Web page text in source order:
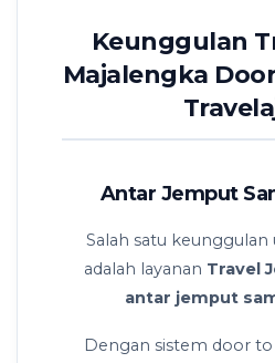
Keunggulan
Majalengka
Antar Jemput
Salah satu keunggulan
adalah layanan Travel
antar jemput
Dengan sistem door